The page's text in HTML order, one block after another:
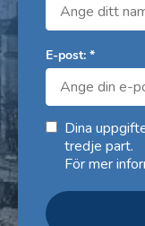
E-post: *
Dina
tredje part.
För mer